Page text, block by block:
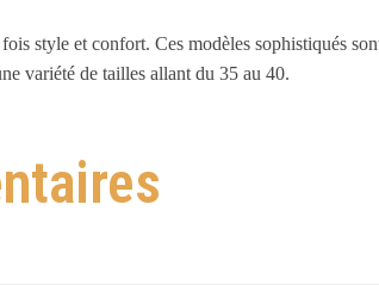
style et confort. Ces modèles sophistiqués
variété de tailles allant du 35 au 40.